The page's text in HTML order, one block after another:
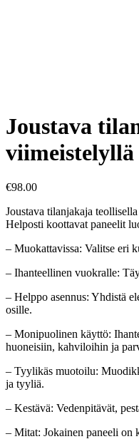
Joustava
viimeistelyllä
€98.00
Joustava tilanjakaja
Helposti koottavat paneelit
– Muokattavissa: Valitse eri
– Ihanteellinen vuokralle:
– Helppo asennus: Yhdistä
osille.
– Monipuolinen käyttö:
huoneisiin, kahviloihin ja
– Tyylikäs muotoilu:
ja tyyliä.
– Kestävä: Vedenpitävät,
– Mitat: Jokainen paneeli on